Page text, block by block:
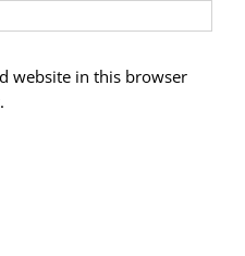
website in this browser